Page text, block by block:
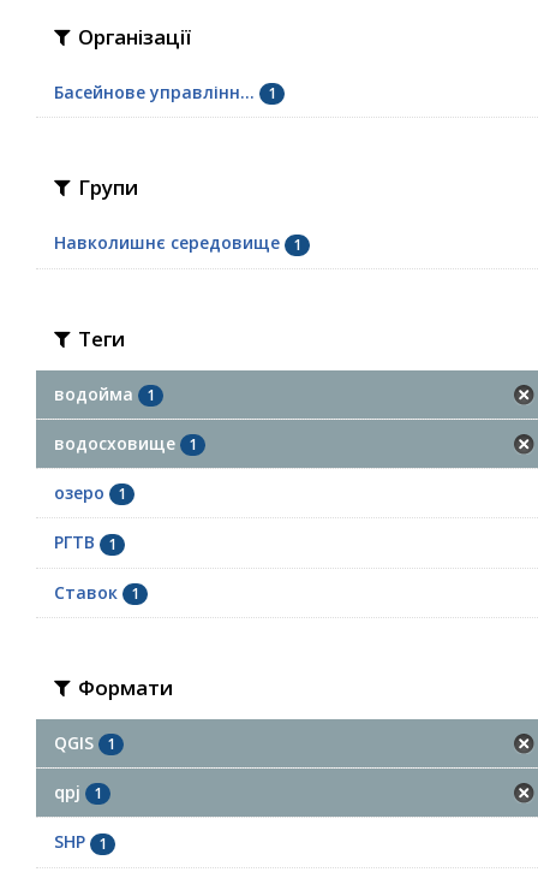
Організації
Басейнове управлінн... 1
Групи
Навколишнє середовище 1
Теги
водойма 1
водосховище 1
озеро 1
РГТВ 1
Ставок 1
Формати
QGIS 1
qpj 1
SHP 1